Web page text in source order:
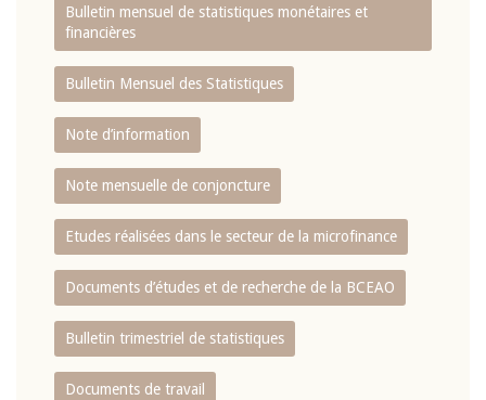
Bulletin mensuel de statistiques monétaires et
financières
Bulletin Mensuel des Statistiques
Note d’information
Note mensuelle de conjoncture
Etudes réalisées dans le secteur de la microfinance
Documents d’études et de recherche de la BCEAO
Bulletin trimestriel de statistiques
Documents de travail